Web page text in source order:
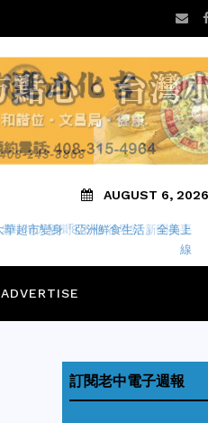
AUGUST 6,
老中地方新聞8/5 矽谷早安 新聞摘要
ADVERTISE
訂閱老中電子週報